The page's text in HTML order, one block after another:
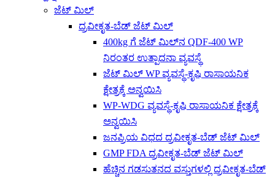
ಜೆಟ್ ಮಿಲ್
ದ್ರವೀಕೃತ-ಬೆಡ್ ಜೆಟ್ ಮಿಲ್
400kg ಗೆ ಜೆಟ್ ಮಿಲ್‌ನ QDF-400 WP
ನಿರಂತರ ಉತ್ಪಾದನಾ ವ್ಯವಸ್ಥೆ
ಜೆಟ್ ಮಿಲ್ WP ವ್ಯವಸ್ಥೆ-ಕೃಷಿ ರಾಸಾಯನಿಕ
ಕ್ಷೇತ್ರಕ್ಕೆ ಅನ್ವಯಿಸಿ
WP-WDG ವ್ಯವಸ್ಥೆ-ಕೃಷಿ ರಾಸಾಯನಿಕ ಕ್ಷೇತ್ರಕ್ಕೆ
ಅನ್ವಯಿಸಿ
ಜನಪ್ರಿಯ ವಿಧದ ದ್ರವೀಕೃತ-ಬೆಡ್ ಜೆಟ್ ಮಿಲ್
GMP FDA ದ್ರವೀಕೃತ-ಬೆಡ್ ಜೆಟ್ ಮಿಲ್
ಹೆಚ್ಚಿನ ಗಡಸುತನದ ವಸ್ತುಗಳಲ್ಲಿ ದ್ರವೀಕೃತ-ಬೆಡ್